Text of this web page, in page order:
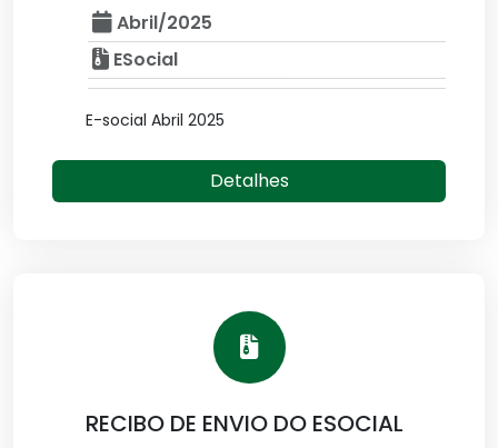
Abril/2025
ESocial
E-social Abril 2025
Detalhes
RECIBO DE ENVIO DO ESOCIAL